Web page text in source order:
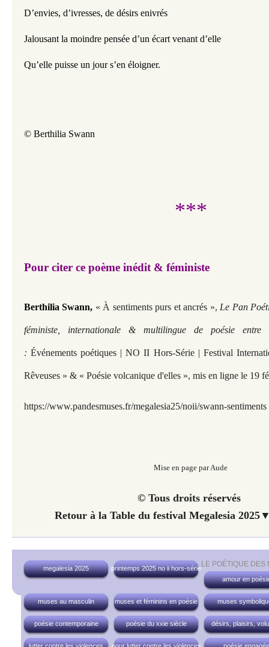
D’envies, d’ivresses, de désirs enivrés
Jalousant la moindre pensée d’un écart venant d’elle
Qu’elle puisse un jour s’en éloigner.
© Berthilia Swann
***
Pour citer ce poème inédit & féministe
Berthilia Swann, « À sentiments purs et ancrés », Le Pan
féministe, internationale & multilingue de poésie entre
:Événements poétiques | NO II Hors-Série | Festival
Rêveuses » & « Poésie volcanique d'elles », mis en ligne le 19
https://www.pandesmuses.fr/megalesia25/noii/swann-sentiments
Mise en page par Aude
© Tous droits réservés
Retour à la Table du festival Megalesia
LE POÉTIQUE DES
megalesia 2025
printemps 2025 no ii hors-série
amour en
muses au masculin muses et féminins en poésie muses
poésie contemporaine poésie du xxie siècle désirs, plaisirs,